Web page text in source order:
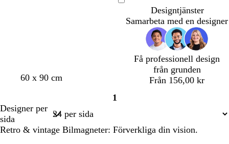
n
lo
u
60 x 90 cm
Designtjänster
Samarbeta med en designer
Få professionell design
från grunden
Från 156,00 kr
Sida
1
Designer per
sida
Retro & vintage Bilmagneter: Förverkliga din vision.